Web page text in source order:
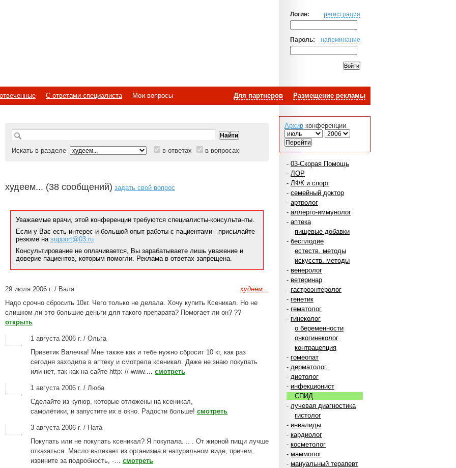
Логин: регистрация
Пароль: напоминание
Размещение рекламы
Для партнеров
С ответами специалиста
Мои вопросы
Архив конференции
- 03-Скорая Помощь
- ЛОР
- ЛФК и спорт
- семейный доктор
- артролог
- аллерго-иммунолог
- аптека
пищевые добавки
- бесплодие
естеств. методы
искусств. методы
- венеролог
- ветеринар
- гастроэнтеролог
- генетик
- гематолог
- гинеколог
о беременности
онкогинеколог
контрацепция
- гомеопат
- дерматолог
- диетолог
- инфекционист
СПИД
- лучевая диагностика
гистолог
- инвалиды
- кардиолог
- косметолог
- маммолог
- мануальный терапевт
Искать в разделе в ответах в вопросах
худеем... (38 сообщений) задать свой вопрос
Уважаемые врачи, этой конференции требуются специалисты-консультанты.
Если у Вас есть интерес и большой опыт работы с пациентами - присылайте
резюме на support@03.ru
Консультирование не оплачивается, Вы зарабатываете лишь уважение и
доверие пациентов, которым помогли. Реклама в ответах запрещена.
худеем...
29 июля 2006 г. / Валя
Надо срочно сбросить 10кг. Чего только не делала. Хочу купить Ксеникал. Но не
слишком ли это большие деньги для такого препарата? Помогает ли он? ??
открыть
1 августа 2006 г. / Ольга
Приветик Валечка! Мне также как и тебе нужно сбросит 10 кг, как раз
сегодня заходила в аптеку и смотрела ксеникал. Даже не знаю покупать
или нет, так как на сайте http: // www.… смотреть
1 августа 2006 г. / Люба
Сделайте из купюр, которые отложены на ксеникал,
самолётики, и запустите их в окно. Радости больше! смотреть
3 августа 2006 г. / Ната
Покупать или не покупать ксеникал? Я покупала. .. . От жирной пищи лучше
отказаться. Масло вытекает из организма в натуральном виде, причем,
извините за подробность, -… смотреть